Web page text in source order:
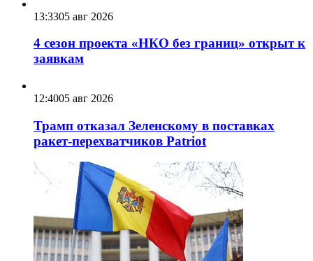
13:3305 авг 2026
4 сезон проекта «НКО без границ» открыт к
заявкам
12:4005 авг 2026
Трамп отказал Зеленскому в поставках
ракет-перехватчиков Patriot